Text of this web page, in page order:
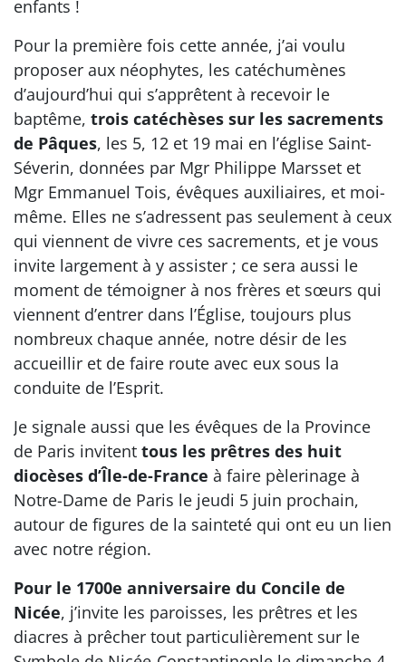
enfants !
Pour la première fois cette année, j’ai voulu
proposer aux néophytes, les catéchumènes
d’aujourd’hui qui s’apprêtent à recevoir le
baptême, trois catéchèses sur les sacrements
de Pâques, les 5, 12 et 19 mai en l’église Saint-
Séverin, données par Mgr Philippe Marsset et
Mgr Emmanuel Tois, évêques auxiliaires, et moi-
même. Elles ne s’adressent pas seulement à ceux
qui viennent de vivre ces sacrements, et je vous
invite largement à y assister ; ce sera aussi le
moment de témoigner à nos frères et sœurs qui
viennent d’entrer dans l’Église, toujours plus
nombreux chaque année, notre désir de les
accueillir et de faire route avec eux sous la
conduite de l’Esprit.
Je signale aussi que les évêques de la Province
de Paris invitent tous les prêtres des huit
diocèses d’Île-de-France à faire pèlerinage à
Notre-Dame de Paris le jeudi 5 juin prochain,
autour de figures de la sainteté qui ont eu un lien
avec notre région.
Pour le 1700e anniversaire du Concile de
Nicée, j’invite les paroisses, les prêtres et les
diacres à prêcher tout particulièrement sur le